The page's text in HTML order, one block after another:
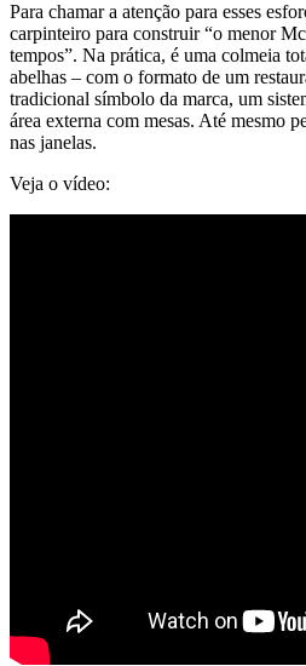
Para chamar a atenção para esses
carpinteiro para construir “o menor
tempos”. Na prática, é uma colmeia
abelhas – com o formato de um
tradicional símbolo da marca, um
área externa com mesas. Até mesmo
nas janelas.
Veja o vídeo: